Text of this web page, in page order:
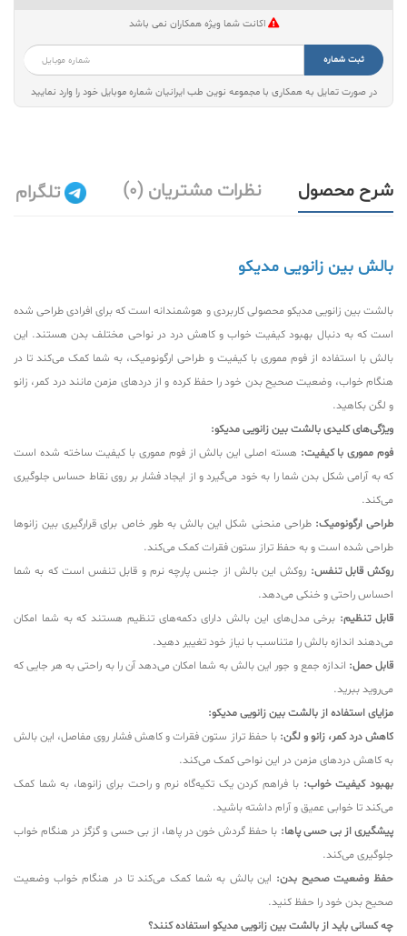
اکانت شما ویژه همکاران نمی باشد
ثبت شماره
در صورت تمایل به همکاری با مجموعه نوین طب ایرانیان شماره موبایل خود را وارد نمایید
شرح محصول نظرات مشتریان (0) تلگرام
بالش بین زانویی مدیکو
بالشت بین زانویی مدیکو محصولی کاربردی و هوشمندانه است که برای افرادی طراحی شده
است که به دنبال بهبود کیفیت خواب و کاهش درد در نواحی مختلف بدن هستند. این
بالش با استفاده از فوم مموری با کیفیت و طراحی ارگونومیک، به شما کمک می‌کند تا در
هنگام خواب، وضعیت صحیح بدن خود را حفظ کرده و از دردهای مزمن مانند درد کمر، زانو
و لگن بکاهید.
ویژگی‌های کلیدی بالشت بین زانویی مدیکو:
فوم مموری با کیفیت: هسته اصلی این بالش از فوم مموری با کیفیت ساخته شده است
که به آرامی شکل بدن شما را به خود می‌گیرد و از ایجاد فشار بر روی نقاط حساس جلوگیری
می‌کند.
طراحی ارگونومیک: طراحی منحنی شکل این بالش به طور خاص برای قرارگیری بین زانوها
طراحی شده است و به حفظ تراز ستون فقرات کمک می‌کند.
روکش قابل تنفس: روکش این بالش از جنس پارچه نرم و قابل تنفس است که به شما
احساس راحتی و خنکی می‌دهد.
قابل تنظیم: برخی مدل‌های این بالش دارای دکمه‌های تنظیم هستند که به شما امکان
می‌دهند اندازه بالش را متناسب با نیاز خود تغییر دهید.
قابل حمل: اندازه جمع و جور این بالش به شما امکان می‌دهد آن را به راحتی به هر جایی که
می‌روید ببرید.
مزایای استفاده از بالشت بین زانویی مدیکو:
کاهش درد کمر، زانو و لگن: با حفظ تراز ستون فقرات و کاهش فشار روی مفاصل، این بالش
به کاهش دردهای مزمن در این نواحی کمک می‌کند.
بهبود کیفیت خواب: با فراهم کردن یک تکیه‌گاه نرم و راحت برای زانوها، به شما کمک
می‌کند تا خوابی عمیق و آرام داشته باشید.
پیشگیری از بی حسی پاها: با حفظ گردش خون در پاها، از بی حسی و گزگز در هنگام خواب
جلوگیری می‌کند.
حفظ وضعیت صحیح بدن: این بالش به شما کمک می‌کند تا در هنگام خواب وضعیت
صحیح بدن خود را حفظ کنید.
چه کسانی باید از بالشت بین زانویی مدیکو استفاده کنند؟